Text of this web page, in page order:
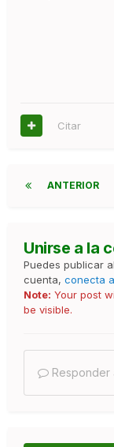
Citar
ANTERIOR
Unirse a la
Puedes publicar
cuenta, conecta
Note: Your post
be visible.
Responder